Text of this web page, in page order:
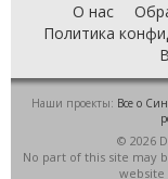
О нас
Политика
Наши проекты: Все о
© 2026
No part of this site may
website